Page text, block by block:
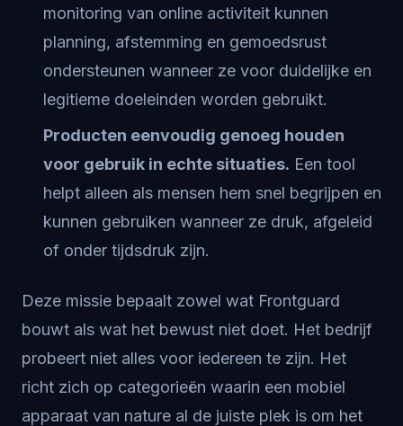
monitoring van online activiteit kunnen
planning, afstemming en gemoedsrust
ondersteunen wanneer ze voor duidelijke en
legitieme doeleinden worden gebruikt.
Producten eenvoudig genoeg houden
voor gebruik in echte situaties. Een tool
helpt alleen als mensen hem snel begrijpen en
kunnen gebruiken wanneer ze druk, afgeleid
of onder tijdsdruk zijn.
Deze missie bepaalt zowel wat Frontguard
bouwt als wat het bewust niet doet. Het bedrijf
probeert niet alles voor iedereen te zijn. Het
richt zich op categorieën waarin een mobiel
apparaat van nature al de juiste plek is om het